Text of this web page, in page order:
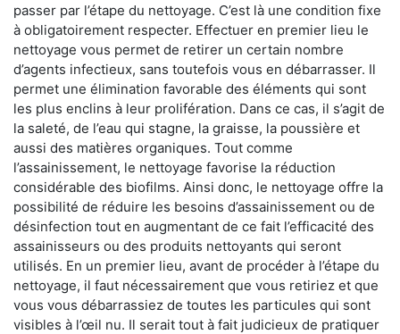
passer par l’étape du nettoyage. C’est là une condition fixe
à obligatoirement respecter. Effectuer en premier lieu le
nettoyage vous permet de retirer un certain nombre
d’agents infectieux, sans toutefois vous en débarrasser. Il
permet une élimination favorable des éléments qui sont
les plus enclins à leur prolifération. Dans ce cas, il s’agit de
la saleté, de l’eau qui stagne, la graisse, la poussière et
aussi des matières organiques. Tout comme
l’assainissement, le nettoyage favorise la réduction
considérable des biofilms. Ainsi donc, le nettoyage offre la
possibilité de réduire les besoins d’assainissement ou de
désinfection tout en augmentant de ce fait l’efficacité des
assainisseurs ou des produits nettoyants qui seront
utilisés. En un premier lieu, avant de procéder à l’étape du
nettoyage, il faut nécessairement que vous retiriez et que
vous vous débarrassiez de toutes les particules qui sont
visibles à l’œil nu. Il serait tout à fait judicieux de pratiquer